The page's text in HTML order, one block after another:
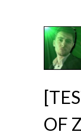
OF